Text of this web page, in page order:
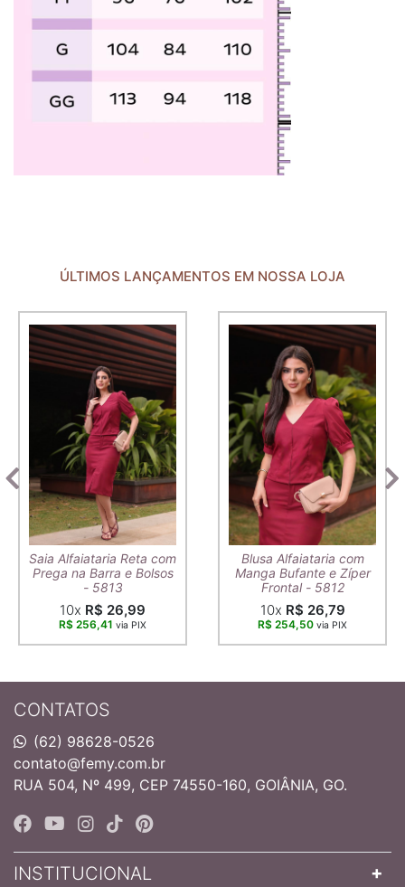
ÚLTIMOS LANÇAMENTOS EM NOSSA LOJA
Saia Alfaiataria Reta com
Prega na Barra e Bolsos
- 5813
10x R$ 26,99
R$ 256,41 via PIX
Blusa Alfaiataria com
Manga Bufante e Zíper
Frontal - 5812
10x R$ 26,79
R$ 254,50 via PIX
CONTATOS
(62) 98628-0526
contato@femy.com.br
RUA 504, Nº 499, CEP 74550-160, GOIÂNIA, GO.
INSTITUCIONAL